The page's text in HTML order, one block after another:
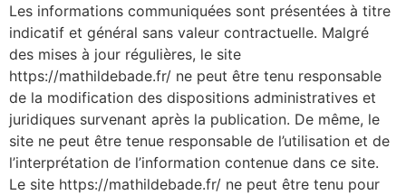
Les informations communiquées sont présentées à titre
indicatif et général sans valeur contractuelle. Malgré
des mises à jour régulières, le site
https://mathildebade.fr/ ne peut être tenu responsable
de la modification des dispositions administratives et
juridiques survenant après la publication. De même, le
site ne peut être tenue responsable de l’utilisation et de
l’interprétation de l’information contenue dans ce site.
Le site https://mathildebade.fr/ ne peut être tenu pour